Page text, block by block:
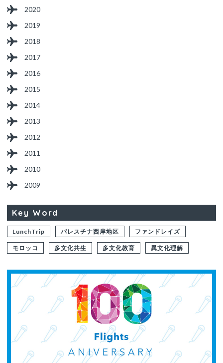
2020
2019
2018
2017
2016
2015
2014
2013
2012
2011
2010
2009
Key Word
LunchTrip パレスチナ西岸地区 ファンドレイズ
モロッコ 多文化共生 多文化教育 異文化理解